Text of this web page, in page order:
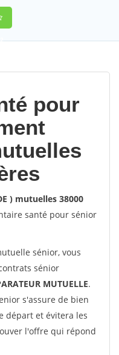
pour
) mutuelles 38000
santé pour sénior
sénior, vous
sénior
MUTUELLE.
s'assure de bien
départ et évitera les
l'offre qui répond